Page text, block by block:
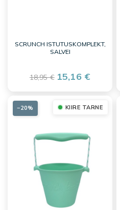
SCRUNCH ISTUTUSKOMPLEKT,
SALVEI
18,95 € 15,16 €
KIIRE TARNE
−20%